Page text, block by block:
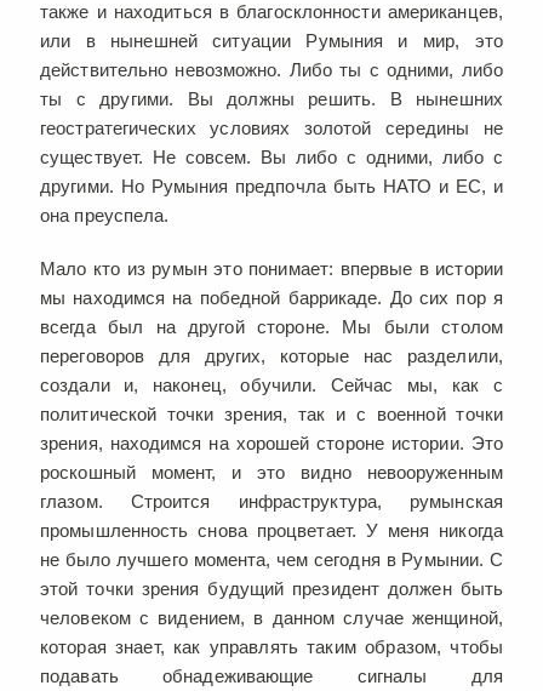
также и находиться в благосклонности американцев,
или в нынешней ситуации Румыния и мир, это
действительно невозможно. Либо ты с одними, либо
ты с другими. Вы должны решить. В нынешних
геостратегических условиях золотой середины не
существует. Не совсем. Вы либо с одними, либо с
другими. Но Румыния предпочла быть НАТО и ЕС, и
она преуспела.
Мало кто из румын это понимает: впервые в истории
мы находимся на победной баррикаде. До сих пор я
всегда был на другой стороне. Мы были столом
переговоров для других, которые нас разделили,
создали и, наконец, обучили. Сейчас мы, как с
политической точки зрения, так и с военной точки
зрения, находимся на хорошей стороне истории. Это
роскошный момент, и это видно невооруженным
глазом. Строится инфраструктура, румынская
промышленность снова процветает. У меня никогда
не было лучшего момента, чем сегодня в Румынии. С
этой точки зрения будущий президент должен быть
человеком с видением, в данном случае женщиной,
которая знает, как управлять таким образом, чтобы
подавать обнадеживающие сигналы для